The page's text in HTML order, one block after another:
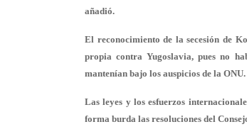
añadió.
El reconocimiento de la secesión de
propia contra Yugoslavia, pues no
mantenían bajo los auspicios de la ONU.
Las leyes y los esfuerzos
forma burda las resoluciones del